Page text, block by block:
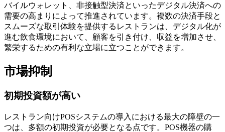
バイルウォレット、非接触型決済といったデジタル決済への
需要の高まりによって推進されています。複数の決済手段と
スムーズな取引体験を提供するレストランは、デジタル化が
進む飲食環境において、顧客を引き付け、収益を増加させ、
繁栄するための有利な立場に立つことができます。
市場抑制
初期投資額が高い
レストラン向けPOSシステムの導入における最大の障壁の一
つは、多額の初期投資が必要となる点です。POS機器の購